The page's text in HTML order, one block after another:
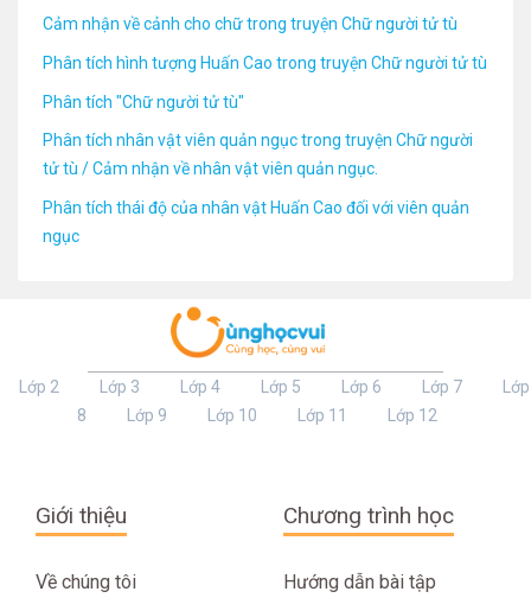
Cảm nhận về cảnh cho chữ trong truyện Chữ người tử tù
Phân tích hình tượng Huấn Cao trong truyện Chữ người tử tù
Phân tích "Chữ người tử tù"
Phân tích nhân vật viên quản ngục trong truyện Chữ người
tử tù / Cảm nhận về nhân vật viên quản ngục.
Phân tích thái độ của nhân vật Huấn Cao đối với viên quản
ngục
Lớp 2 Lớp 3 Lớp 4 Lớp 5 Lớp 6 Lớp 7
Lớp
8
Lớp 9 Lớp 10 Lớp 11 Lớp 12
Giới thiệu
Về chúng tôi
Chương trình học
Hướng dẫn bài tập